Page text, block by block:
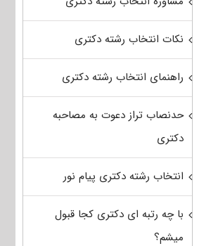
نکات انتخاب رشته دکتری
راهنمای انتخاب رشته دکتری
حدنصاب تراز دعوت به مصاحبه
دکتری
انتخاب رشته دکتری پیام نور
با چه رتبه ای دکتری کجا قبول
میشم؟